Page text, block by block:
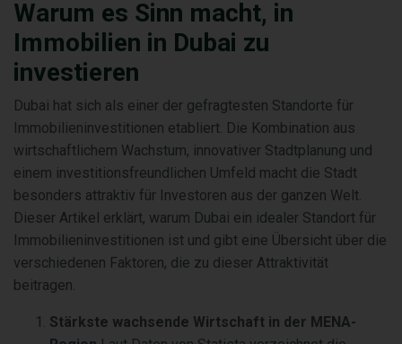
Warum es Sinn macht, in
Immobilien in Dubai zu
investieren
Dubai hat sich als einer der gefragtesten Standorte für
Immobilieninvestitionen etabliert. Die Kombination aus
wirtschaftlichem Wachstum, innovativer Stadtplanung und
einem investitionsfreundlichen Umfeld macht die Stadt
besonders attraktiv für Investoren aus der ganzen Welt.
Dieser Artikel erklärt, warum Dubai ein idealer Standort für
Immobilieninvestitionen ist und gibt eine Übersicht über die
verschiedenen Faktoren, die zu dieser Attraktivität
beitragen.
Stärkste wachsende Wirtschaft in der MENA-